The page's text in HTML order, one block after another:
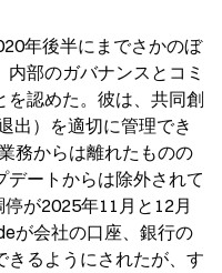
年後半にまでさかのぼ
部のガバナンスとコミ
を認めた。彼は、共同創
出）を適切に管理でき
務からは離れたものの
ートからは除外されて
が2025年11月と12月
が会社の口座、銀行の
きるようにされたが、す